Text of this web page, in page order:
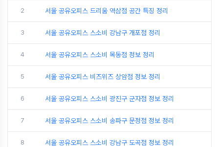
2 서울 공유오피스 드리움 역삼점 공간 특징 정리
3 서울 공유오피스 스소비 강남구 개포점 정리
4 서울 공유오피스 스소비 목동점 정보 정리
5 서울 공유오피스 비즈위즈 상암점 정보 정리
6 서울 공유오피스 스소비 광진구 군자점 정보 정리
7 서울 공유오피스 스소비 송파구 문정점 정보 정리
8 서울 공유오피스 스소비 강남구 도곡점 정보 정리